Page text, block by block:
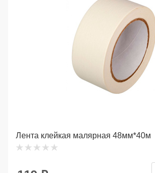
Лента клейкая малярная 48мм*40м